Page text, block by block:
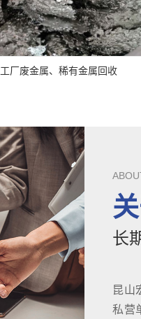
工厂废金属、稀有金属回收
长
昆山
私营